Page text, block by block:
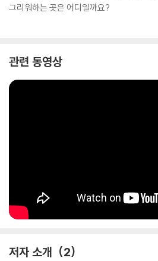
그리워하는 곳은 어디일까요?
관련 동영상
저자 소개 2